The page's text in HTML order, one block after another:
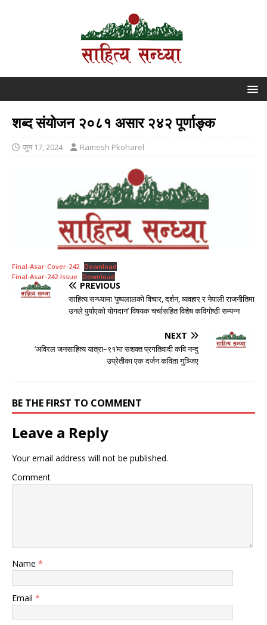
शब्द संयोजन २०८१ असार २४२ पूर्णाङ्क
जुन 17, 2024 Ramesh Pkoharel
Final-Asar-Cover-242 Download
Final-Asar-242-Issue Download
PREVIOUS
साहित्य सन्ध्यामा ‘पुष्पलालको विचार, दर्शन, व्यवहार र नेपाली राजनीतिमा
उनले पुर्याएको योगदान’ विषयक चर्चासहित विशेष कविगोष्ठी सम्पन्न
NEXT
‘अविरल जनसाहित्य यात्रा–९१’मा सशक्त प्रगतिवादी कवि नन्दु
उप्रेतीका एक दर्जन कविता गुञ्जिए
BE THE FIRST TO COMMENT
Leave a Reply
Your email address will not be published.
Comment
Name *
Email *